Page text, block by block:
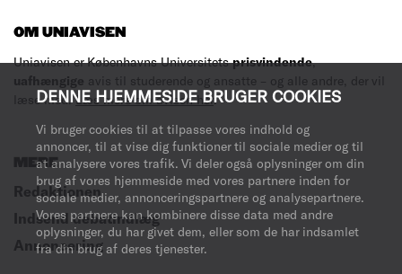
DENNE HJEMMESIDE BRUGER COOKIES
Vi bruger cookies til at tilpasse vores indhold og
annoncer, til at vise dig funktioner til sociale medier og til
at analysere vores trafik. Vi deler også oplysninger om din
brug af vores hjemmeside med vores partnere inden for
sociale medier, annonceringspartnere og analysepartnere.
Vores partnere kan kombinere disse data med andre
oplysninger, du har givet dem, eller som de har indsamlet
fra din brug af deres tjenester.
OM UNIAVISEN
Uniavisen er Københavns Universitetsprisvindende,
uafhængige avis til studerende og ansatte – og alle andre, der vil
læse med.Læs mere om avisen her.
MERE
Redaktionen
Indsend debatindlæg
Annoncering